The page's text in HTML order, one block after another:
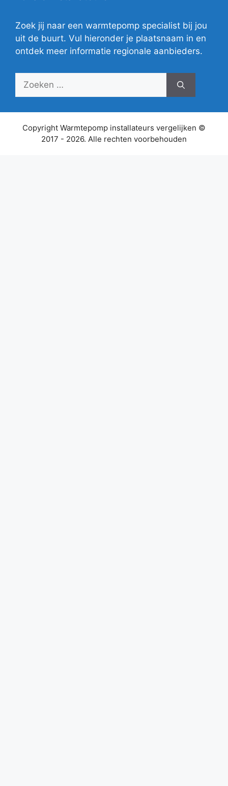
Zoek jij naar een warmtepomp specialist bij jou
uit de buurt. Vul hieronder je plaatsnaam in en
ontdek meer informatie regionale aanbieders.
Zoek
Copyright Warmtepomp installateurs vergelijken ©
2017 - 2026. Alle rechten voorbehouden